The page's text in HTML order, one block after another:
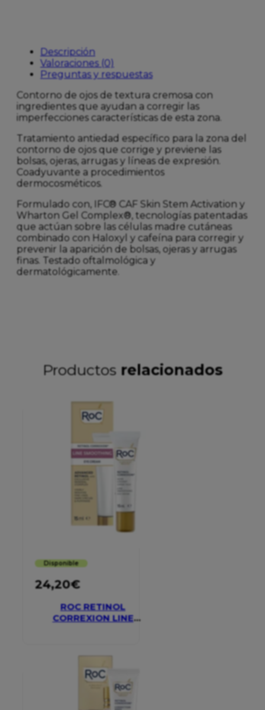
Descripción
Valoraciones (0)
Preguntas y respuestas
Contorno de ojos de textura cremosa con
ingredientes que ayudan a corregir las
imperfecciones características de esta zona.
Tratamiento antiedad específico para la zona del
contorno de ojos que corrige y previene las
bolsas, ojeras, arrugas y líneas de expresión.
Coadyuvante a procedimientos
dermocosméticos.
Formulado con, IFC® CAF Skin Stem Activation y
Wharton Gel Complex®, tecnologías patentadas
que actúan sobre las células madre cutáneas
combinado con Haloxyl y cafeína para corregir y
prevenir la aparición de bolsas, ojeras y arrugas
finas. Testado oftalmológica y
dermatológicamente.
Productos relacionados
Disponible
24,20€
ROC RETINOL
CORREXION LINE